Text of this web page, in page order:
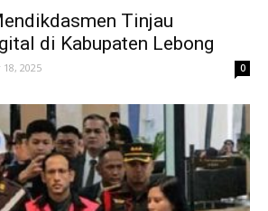
Tinjau
di Kabupaten Lebong
2025 0